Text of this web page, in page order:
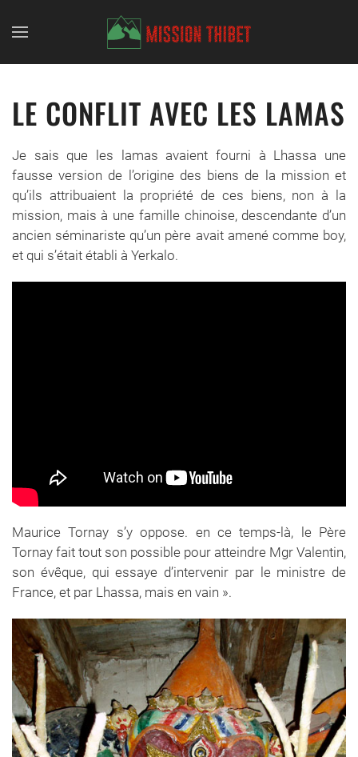
Skip to main content
LE CONFLIT AVEC LES LAMAS
Je sais que les lamas avaient fourni à Lhassa une
fausse version de l’origine des biens de la mission et
qu’ils attribuaient la propriété de ces biens, non à la
mission, mais à une famille chinoise, descendante d’un
ancien séminariste qu’un père avait amené comme boy,
et qui s’était établi à Yerkalo.
Maurice Tornay s’y oppose. en ce temps-là, le Père
Tornay fait tout son possible pour atteindre Mgr Valentin,
son évêque, qui essaye d’intervenir par le ministre de
France, et par Lhassa, mais en vain ».